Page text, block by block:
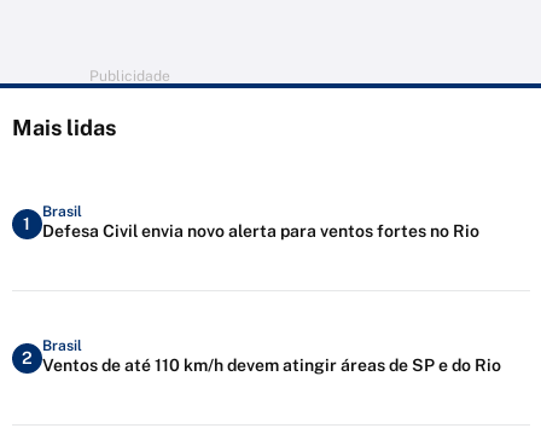
Publicidade
Mais lidas
1
Brasil
Defesa Civil envia novo alerta para ventos fortes no Rio
2
Brasil
Ventos de até 110 km/h devem atingir áreas de SP e do Rio